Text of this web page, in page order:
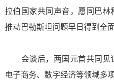
拉伯国家共同声音，愿同巴林
推动巴勒斯坦问题早日得到全
会谈后，两国元首共同见
电子商务、数字经济等领域多